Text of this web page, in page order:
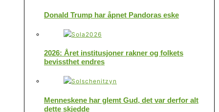
Donald Trump har åpnet Pandoras eske
2026: Året institusjoner rakner og folkets
bevissthet endres
Menneskene har glemt Gud, det var derfor alt
dette skjedde